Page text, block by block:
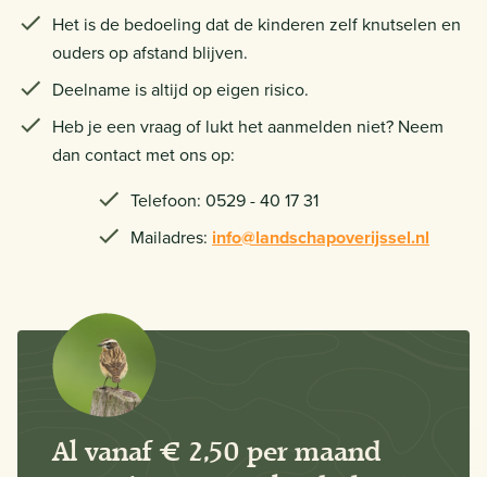
Het is de bedoeling dat de kinderen zelf knutselen en
ouders op afstand blijven.
Deelname is altijd op eigen risico.
Heb je een vraag of lukt het aanmelden niet? Neem
dan contact met ons op:
Telefoon: 0529 - 40 17 31
Mailadres: info@landschapoverijssel.nl
Al vanaf € 2,50 per maand